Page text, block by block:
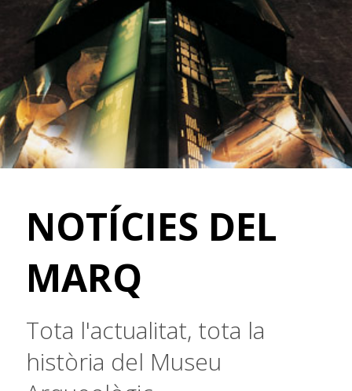
NOTÍCIES DEL
MARQ
Tota l'actualitat, tota la
història del Museu